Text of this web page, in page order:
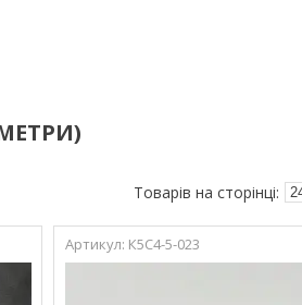
К5С4-5-023